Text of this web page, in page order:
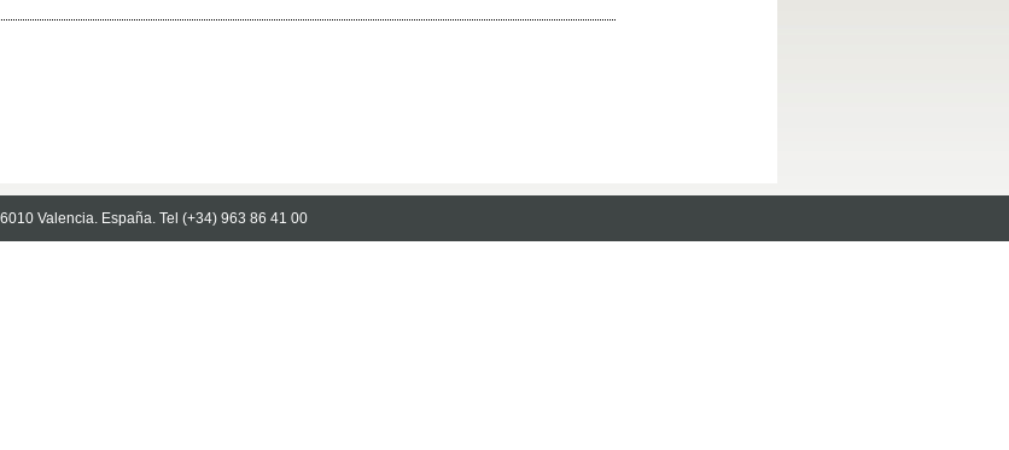
Valencia. España. Tel (+34) 963 86 41 00